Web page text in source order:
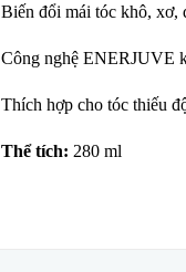
Biến đổi mái tóc khô, xơ,
Công nghệ ENERJUVE
Thích hợp cho tóc thiếu
Thể tích: 280 ml